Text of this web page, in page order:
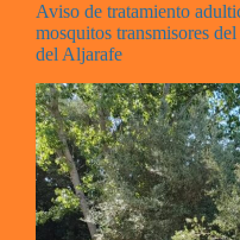
Aviso de tratamiento
mosquitos transmisores
del Aljarafe